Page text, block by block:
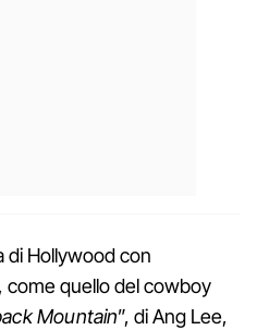
di Hollywood con
come quello del cowboy
Mountain”, di Ang Lee,